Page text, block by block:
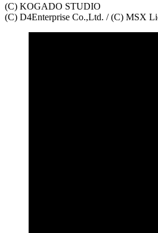
(C) KOGADO STUDIO
(C) D4Enterprise Co.,Ltd. / (C) MSX